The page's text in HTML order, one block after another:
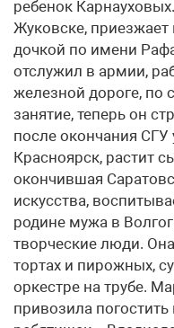
ребенок
Жуковске, приезжает
дочкой по имени
отслужил в армии,
железной дороге, по
занятие, теперь он
после окончания
Красноярск, растит
окончившая
искусства,
родине мужа в
творческие люди.
тортах и пирожных,
оркестре на трубе.
привозила